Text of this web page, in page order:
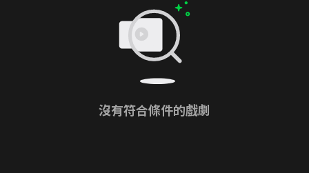
沒有符合條件的戲劇